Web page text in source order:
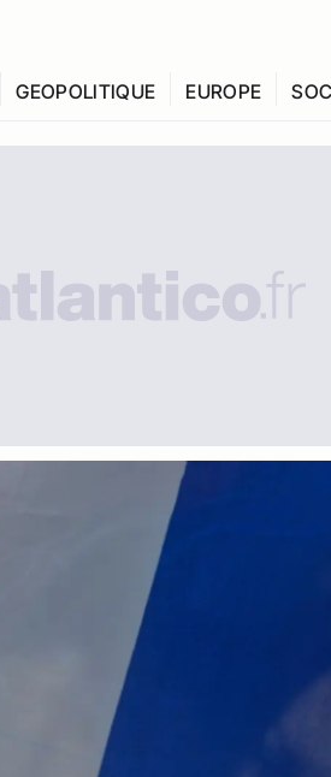
GEOPOLITIQUE EUROPE